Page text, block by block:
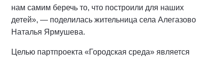
нам самим беречь то, что построили для наших
детей», — поделилась жительница села Алегазово
Наталья Ярмушева.
Целью партпроекта «Городская среда» является